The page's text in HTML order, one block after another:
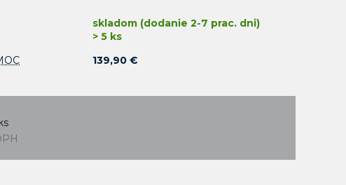
skladom (dodanie 2-7 prac. dni)
> 5 ks
139,90 €